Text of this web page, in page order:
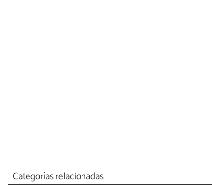
Categorías relacionadas